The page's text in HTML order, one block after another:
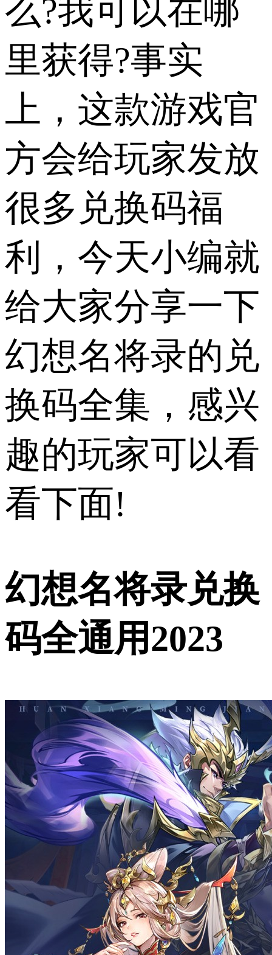
么?我可以在哪
里获得?事实
上，这款游戏官
方会给玩家发放
很多兑换码福
利，今天小编就
给大家分享一下
幻想名将录的兑
换码全集，感兴
趣的玩家可以看
看下面!
幻想名将录兑换
码全通用2023